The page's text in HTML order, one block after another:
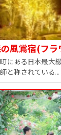
風鴬宿(フ
にある日本最大
と称されている...